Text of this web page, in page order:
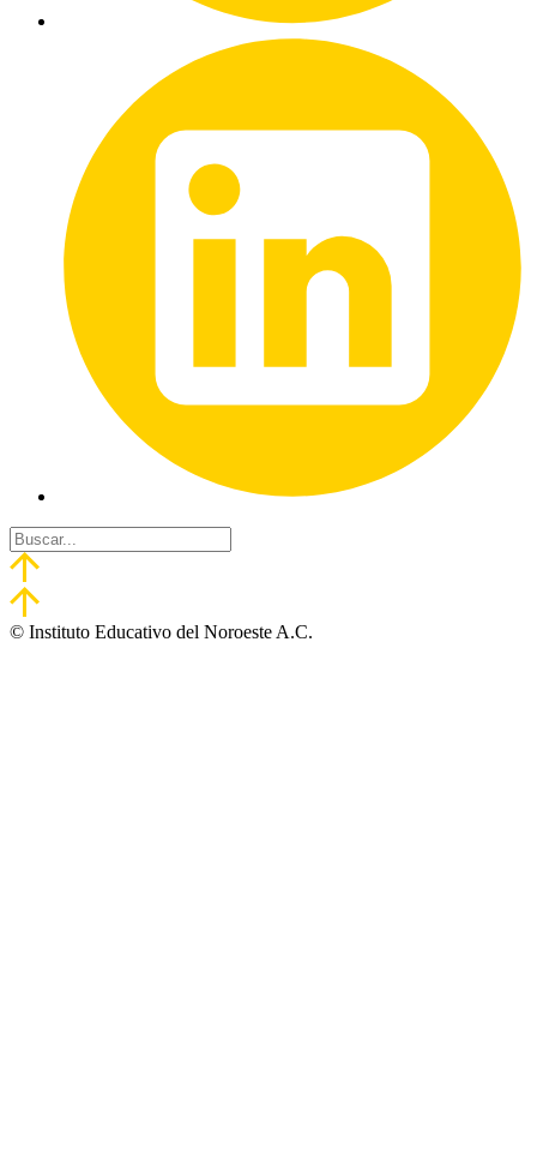
© Instituto Educativo del Noroeste A.C.